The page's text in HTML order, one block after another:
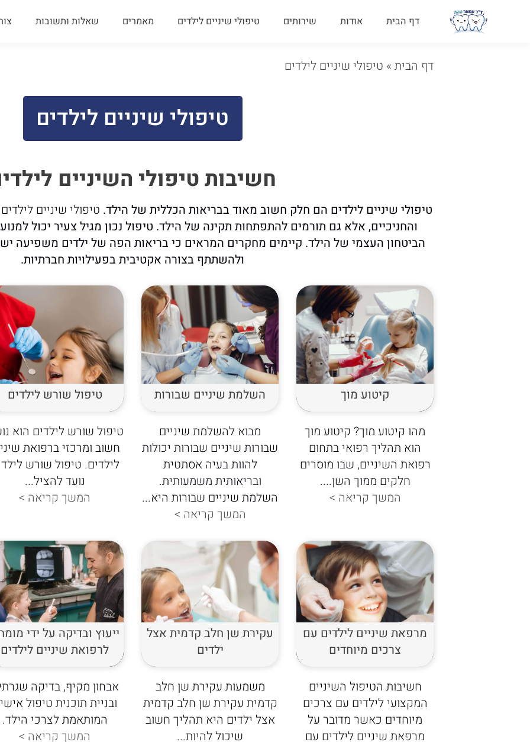
דף הבית אודות שירותים טיפולי שיניים לילדים מאמרים שאלות ותשובות
דף הבית» טיפולי שיניים לילדים
טיפולי שיניים לילדים
חשיבות טיפולי השיניים
טיפולי שיניים לילדים הם חלק חשוב מאוד בבריאות הכללית של הילד. טיפולי שיניים לילדים
והחניכיים, אלא גם תורמים להתפתחות תקינה של הילד. טיפול נכון מגיל צעיר יכול
הביטחון העצמי של הילד. קיימים מחקרים המראים כי בריאות הפה של ילדים משפיעה
ולהשתתף בצורה אקטיבית בפעילויות חברתיות.
קיטוע מוך
מהו קיטוע מוך? קיטוע מוך
הוא תהליך רפואי בתחום
רפואת השיניים, שבו מוסרים
חלקים ממוך השן....
המשך קריאה >
השלמת שיניים שבורות
מבוא להשלמת שיניים
שבורות שיניים שבורות יכולות
להוות בעיה אסתטית
ובריאותית משמעותית.
השלמת שיניים שבורות היא...
המשך קריאה >
טיפול שורש לילדים
טיפול שורש לילדים הוא
חשוב ומרכזי ברפואת
לילדים. טיפול שורש
נועד להציל...
המשך קריאה >
מרפאת שיניים לילדים עם
צרכים מיוחדים
חשיבות הטיפול השיניים
המקצועי לילדים עם צרכים
מיוחדים כאשר מדובר על
מרפאת שיניים לילדים עם
עקירת שן חלב קדמית אצל
ילדים
משמעות עקירת שן חלב
קדמית עקירת שן חלב קדמית
אצל ילדים היא תהליך חשוב
שיכול להיות...
ייעוץ ובדיקה על ידי
לרפואת שיניים לילדים
אבחון מקיף, בדיקה
ובניית תוכנית טיפול
המותאמת לצרכי הילד.
המשך קריאה >